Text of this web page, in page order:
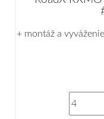
+ montáž a